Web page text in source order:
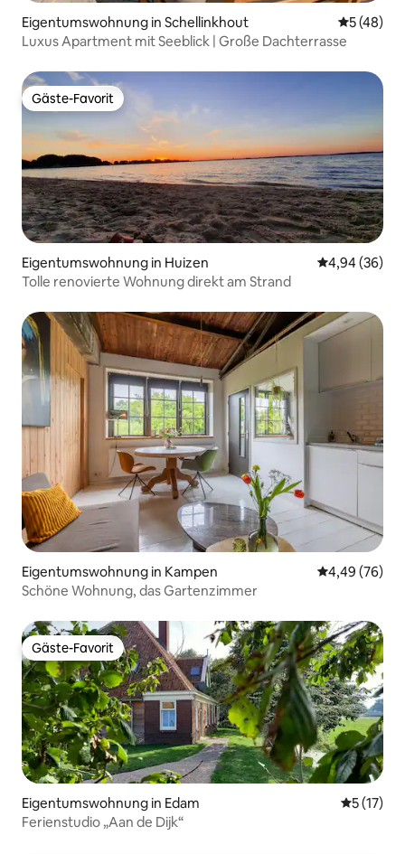
Eigentumswohnung in Schellinkhout
5 (48)
Luxus Apartment mit Seeblick | Große Dachterrasse
Gäste-Favorit
Gäste-Favorit
Eigentumswohnung in Huizen
4,94 (36)
Tolle renovierte Wohnung direkt am Strand
Eigentumswohnung in Kampen
4,49 (76)
Schöne Wohnung, das Gartenzimmer
Gäste-Favorit
Gäste-Favorit
Eigentumswohnung in Edam
5 (17)
Ferienstudio „Aan de Dijk“